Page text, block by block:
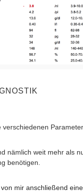
verschiedenen
nämlich weit mehr als
benötigen.
mir anschließend